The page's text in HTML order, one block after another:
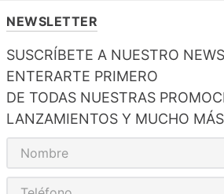
NEWSLETTER
SUSCRÍBETE A NUESTRO
ENTERARTE PRIMERO
DE TODAS NUESTRAS
LANZAMIENTOS Y MUCHO